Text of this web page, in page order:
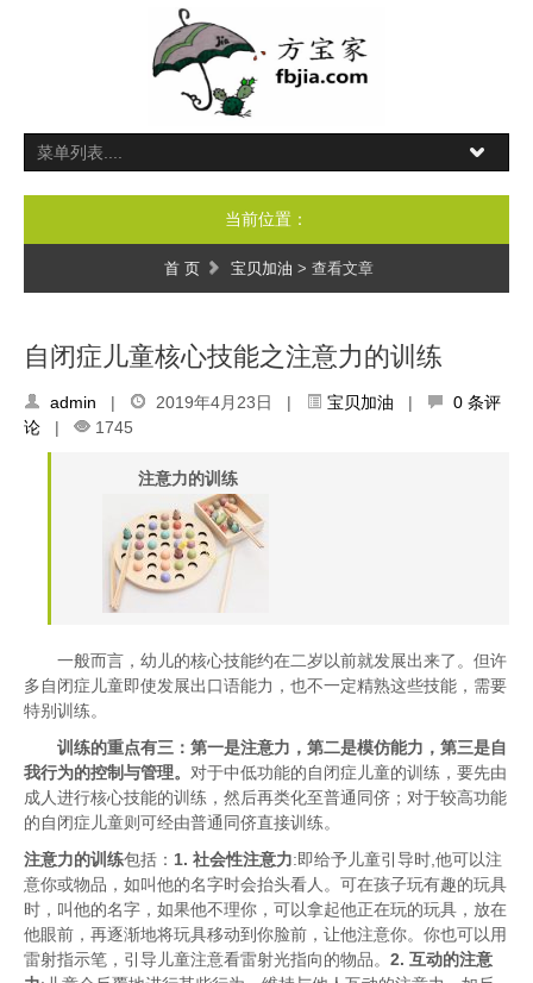
当前位置：
首 页 宝贝加油 > 查看文章
自闭症儿童核心技能之注意力的训练
admin | 2019年4月23日 | 宝贝加油 |
0 条评
论 | 1745
注意力的训练
一般而言，幼儿的核心技能约在二岁以前就发展出来了。但许
多自闭症儿童即使发展出口语能力，也不一定精熟这些技能，需要
特别训练。
训练的重点有三：第一是注意力，第二是模仿能力，第三是自
我行为的控制与管理。 对于中低功能的自闭症儿童的训练，要先由
成人进行核心技能的训练，然后再类化至普通同侪；对于较高功能
的自闭症儿童则可经由普通同侪直接训练。
注意力的训练包括： 1. 社会性注意力:即给予儿童引导时,他可以注
意你或物品，如叫他的名字时会抬头看人。可在孩子玩有趣的玩具
时，叫他的名字，如果他不理你，可以拿起他正在玩的玩具，放在
他眼前，再逐渐地将玩具移动到你脸前，让他注意你。你也可以用
雷射指示笔，引导儿童注意看雷射光指向的物品。 2. 互动的注意